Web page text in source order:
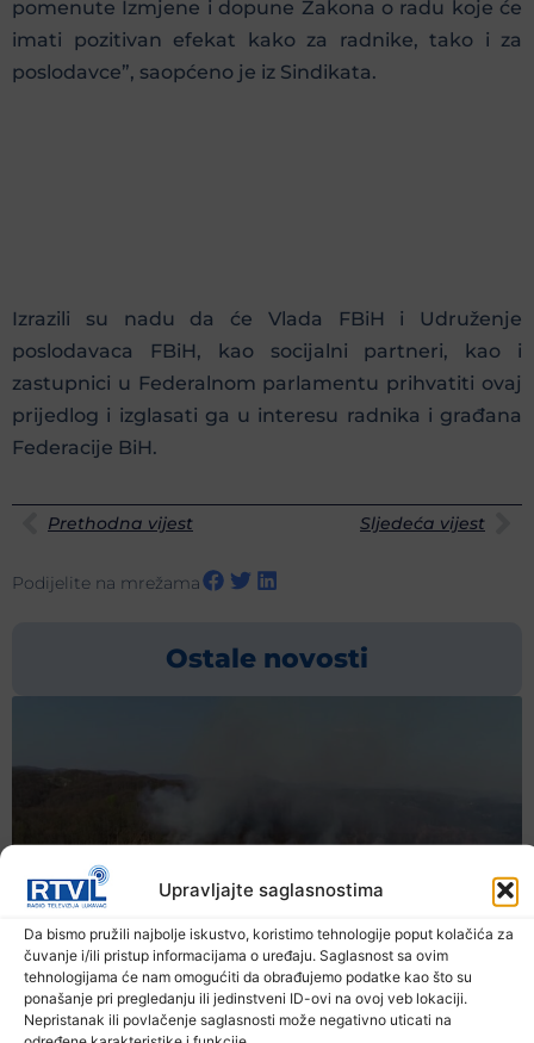
Upravljajte saglasnostima
Da bismo pružili najbolje iskustvo, koristimo tehnologije poput kolačića za
čuvanje i/ili pristup informacijama o uređaju. Saglasnost sa ovim
tehnologijama će nam omogućiti da obrađujemo podatke kao što su
ponašanje pri pregledanju ili jedinstveni ID-ovi na ovoj veb lokaciji.
Nepristanak ili povlačenje saglasnosti može negativno uticati na
pomenute Izmjene i dopune Zakona o radu koje će
imati pozitivan efekat kako za radnike, tako i za
poslodavce”, saopćeno je iz Sindikata.
Izrazili su nadu da će Vlada FBiH i Udruženje
poslodavaca FBiH, kao socijalni partneri, kao i
zastupnici u Federalnom parlamentu prihvatiti ovaj
prijedlog i izglasati ga u interesu radnika i građana
Federacije BiH.
Prethodna vijest Sljedeća vijest
Podijelite na mrežama
Ostale novosti